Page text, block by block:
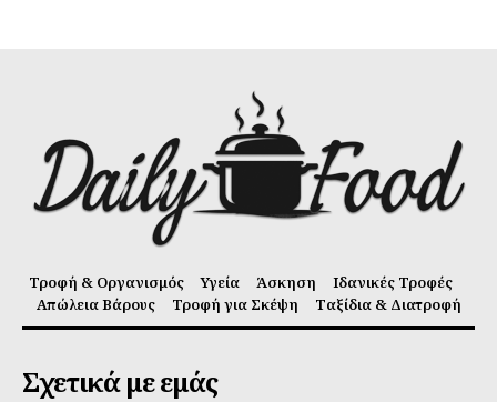
Τροφή & Οργανισμός Υγεία Άσκηση
Ιδανικές Τροφές
Απώλεια Βάρους
Τροφή για Σκέψη Ταξίδια & Διατροφή
Σχετικά με εμάς